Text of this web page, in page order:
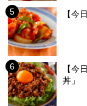
【今
【今
丼」